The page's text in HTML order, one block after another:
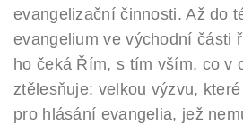
evangelizační činnosti. Až do
evangelium ve východní části
ho čeká Řím, s tím vším, co v
ztělesňuje: velkou výzvu,
pro hlásání evangelia, jež